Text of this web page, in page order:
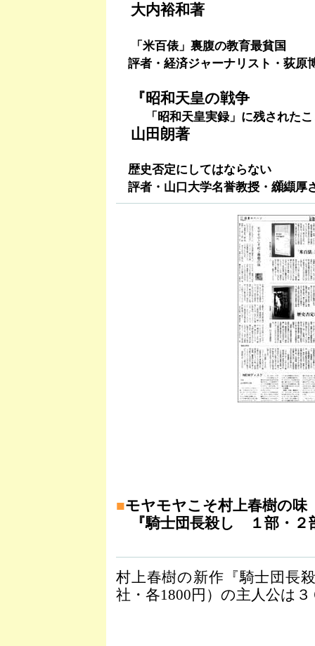
大内裕和著
「米百俵」裏腹の教育最貧国
評者・経済ジャーナリスト・荻原
『昭和天皇の戦争
「昭和天皇実録」に残された
山田朗著
歴史否定にしてはならない
評者・山口大学名誉教授・纐纈厚
■モヤモヤこそ村上春樹の味
『騎士団長殺し １部・２
村上春樹の新作『騎士団長
社・各1800円）の主人公は